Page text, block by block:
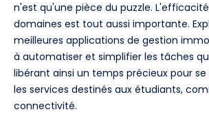
n'est qu'une pièce du puzzle.
domaines est tout aussi importante.
meilleures applications de gestion
à automatiser et simplifier les tâches
libérant ainsi un temps précieux pour
les services destinés aux étudiants,
connectivité.